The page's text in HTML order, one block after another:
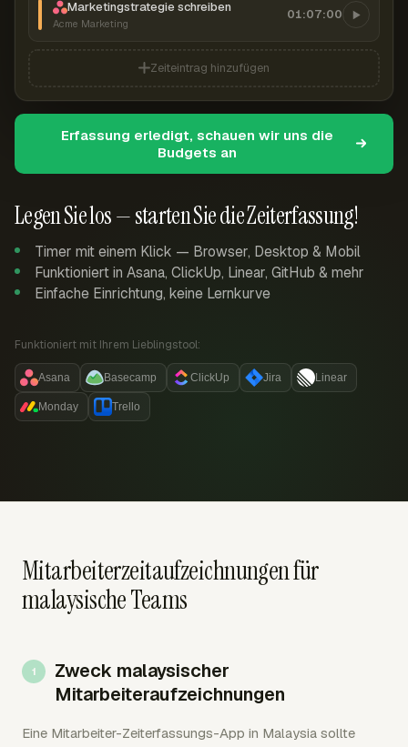
Legen Sie los — starten Sie die Zeiterfassung!
Timer mit einem Klick — Browser, Desktop & Mobil
Funktioniert in Asana, ClickUp, Linear, GitHub & mehr
Einfache Einrichtung, keine Lernkurve
Funktioniert mit Ihrem Lieblingstool:
Asana Basecamp ClickUp Jira Linear
Monday Trello
Marketingstrategie schreiben
Acme Marketing
01:07:00
Zeiteintrag hinzufügen
Erfassung erledigt, schauen wir uns die
Budgets an
Mitarbeiterzeitaufzeichnungen für
malaysische Teams
Zweck malaysischer
Mitarbeiteraufzeichnungen
Eine Mitarbeiter-Zeiterfassungs-App in Malaysia sollte